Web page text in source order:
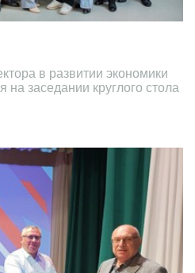
в развитии экономики
на заседании круглого стола